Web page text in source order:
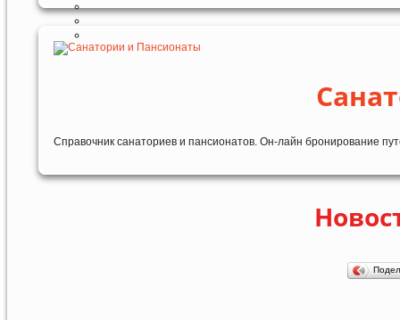
Справочник санаториев и пансионатов. Он-лайн бронирование